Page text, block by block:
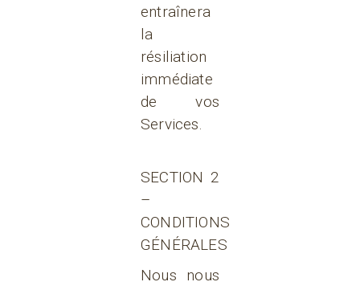
entraînera
la
résiliation
immédiate
de vos
Services.
SECTION 2
–
CONDITIONS
GÉNÉRALES
Nous nous